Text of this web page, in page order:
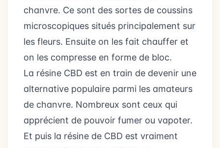
chanvre. Ce sont des sortes de coussins
microscopiques situés principalement sur
les fleurs. Ensuite on les fait chauffer et
on les compresse en forme de bloc.
La résine CBD est en train de devenir une
alternative populaire parmi les amateurs
de chanvre. Nombreux sont ceux qui
apprécient de pouvoir fumer ou vapoter.
Et puis la résine de CBD est vraiment